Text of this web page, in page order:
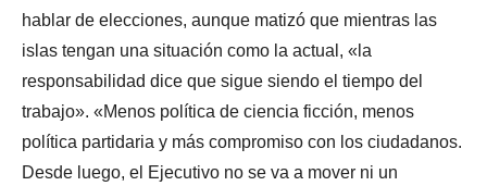
hablar de elecciones, aunque matizó que mientras las
islas tengan una situación como la actual, «la
responsabilidad dice que sigue siendo el tiempo del
trabajo». «Menos política de ciencia ficción, menos
política partidaria y más compromiso con los ciudadanos.
Desde luego, el Ejecutivo no se va a mover ni un